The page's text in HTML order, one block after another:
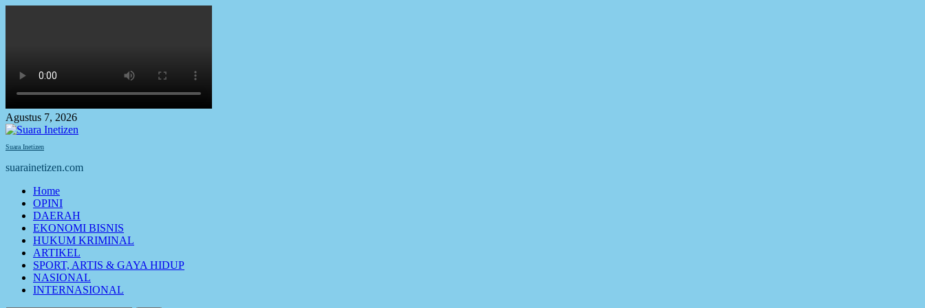
Agustus 7, 2026
Suara Inetizen
suarainetizen.com
Primary
Menu
Home
OPINI
DAERAH
EKONOMI BISNIS
HUKUM KRIMINAL
ARTIKEL
SPORT, ARTIS & GAYA HIDUP
NASIONAL
INTERNASIONAL